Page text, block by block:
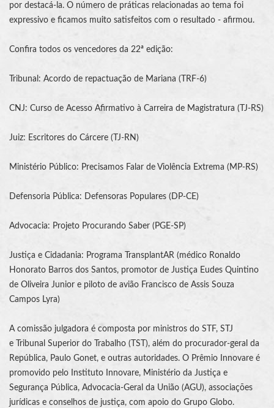
por destacá-la. O número de práticas relacionadas ao tema foi
expressivo e ficamos muito satisfeitos com o resultado - afirmou.
Confira todos os vencedores da 22ª edição:
Tribunal: Acordo de repactuação de Mariana (TRF-6)
CNJ: Curso de Acesso Afirmativo à Carreira de Magistratura (TJ-RS)
Juiz: Escritores do Cárcere (TJ-RN)
Ministério Público: Precisamos Falar de Violência Extrema (MP-RS)
Defensoria Pública: Defensoras Populares (DP-CE)
Advocacia: Projeto Procurando Saber (PGE-SP)
Justiça e Cidadania: Programa TransplantAR (médico Ronaldo
Honorato Barros dos Santos, promotor de Justiça Eudes Quintino
de Oliveira Junior e piloto de avião Francisco de Assis Souza
Campos Lyra)
A comissão julgadora é composta por ministros do STF, STJ
e
Tribunal Superior do Trabalho ( TST ), além do procurador-geral da
República, Paulo Gonet, e outras autoridades. O Prêmio Innovare é
promovido pelo Instituto Innovare, Ministério da Justiça e
Segurança Pública, Advocacia-Geral da União (AGU), associações
jurídicas e conselhos de justiça, com apoio do Grupo Globo.